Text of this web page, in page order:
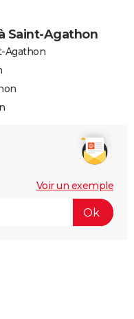
Saint-Agathon
Agathon
Voir un exemple